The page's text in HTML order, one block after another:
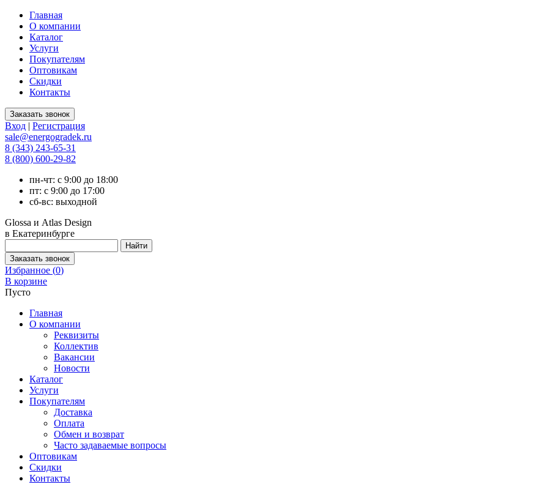
Главная
О компании
Каталог
Услуги
Покупателям
Оптовикам
Скидки
Контакты
Вход | Регистрация
sale@energogradek.ru
8 (343) 243-65-31
8 (800) 600-29-82
пн-чт: с 9:00 до 18:00
пт: с 9:00 до 17:00
сб-вс: выходной
Glossa и Atlas Design
в Екатеринбурге
Избранное (0)
В корзине
Пусто
Главная
О компании
Реквизиты
Коллектив
Вакансии
Новости
Каталог
Услуги
Покупателям
Доставка
Оплата
Обмен и возврат
Часто задаваемые вопросы
Оптовикам
Скидки
Контакты